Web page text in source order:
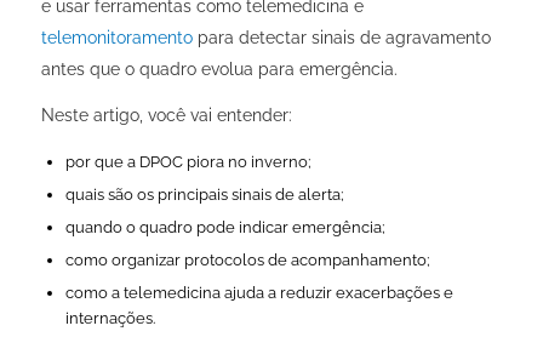
e usar ferramentas como telemedicina e
telemonitoramentopara detectar sinais de agravamento
antes que o quadro evolua para emergência.
Neste artigo, você vai entender:
por que a DPOC piora no inverno;
quais são os principais sinais de alerta;
quando o quadro pode indicar emergência;
como organizar protocolos de acompanhamento;
como a telemedicina ajuda a reduzir exacerbações e
internações.